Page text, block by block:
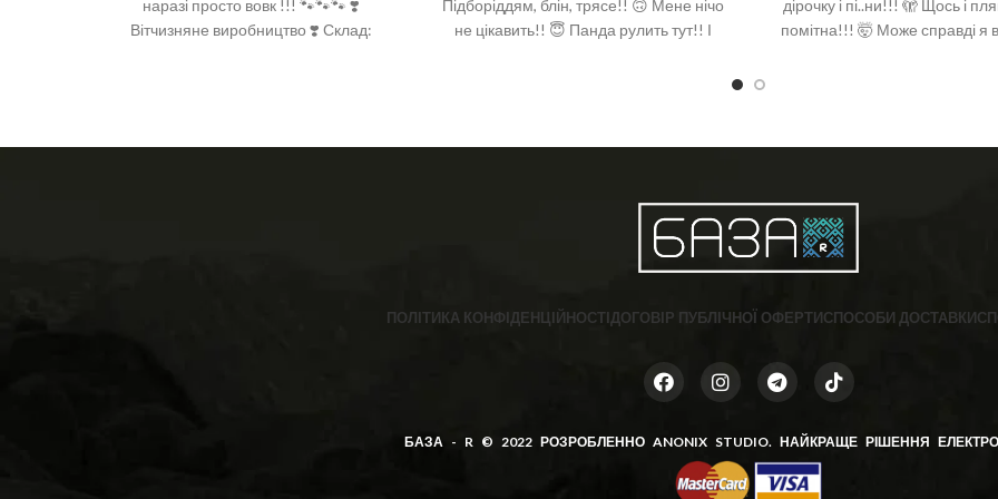
наразі просто вовк !!! 🐾🐾🐾 ❣️
Вітчизняне виробництво ❣️ Склад:
Підборіддям, блін, трясе!! 🙃 Мене нічо
не цікавить!! 😇 Панда рулить тут!! І
дірочку і пі..ни!!! 🫣 Щось і
помітна!!! 🤯 Може справді я
ПОЛІТИКА КОНФІДЕНЦІЙНОСТІДОГОВІР ПУБЛІЧНОЇ ОФЕРТИСПОСОБИ ДОСТАВКИ
БАЗА - R © 2022 РОЗРОБЛЕННО ANONIX STUDIO. НАЙКРАЩЕ РІШЕННЯ